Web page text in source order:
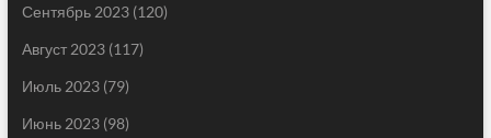
Сентябрь 2023(120)
Август 2023(117)
Июль 2023(79)
Июнь 2023(98)